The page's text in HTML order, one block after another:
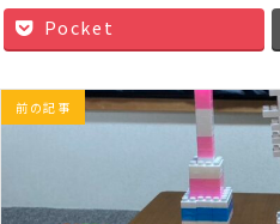
Pocket
前の記事